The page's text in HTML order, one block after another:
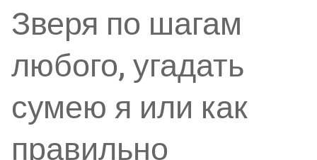
Зверя по шагам
любого, угадать
сумею я или как
правильно